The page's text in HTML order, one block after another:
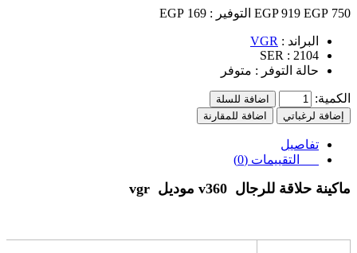
750 EGP
919 EGP التوفير : 169 EGP
البراند : VGR
SER : 2104
حالة التوفر : متوفر
الكمية:
اضافة للسلة
إضافة لرغباتي
اضافة للمقارنة
تفاصيل
التقييمات (0)
ماكينة حلاقة للرجال vgr موديل v360